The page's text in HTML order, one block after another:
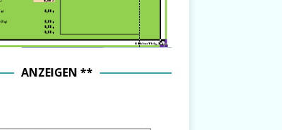
ANZEIGEN **